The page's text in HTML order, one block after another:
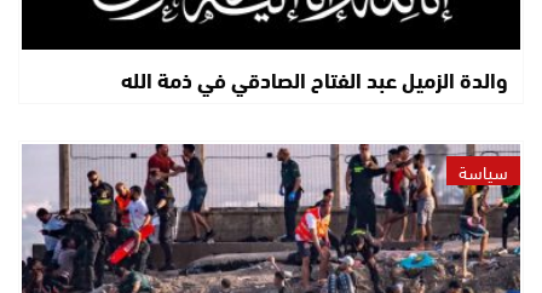
والدة الزميل عبد الفتاح الصادقي في ذمة الله
سياسة